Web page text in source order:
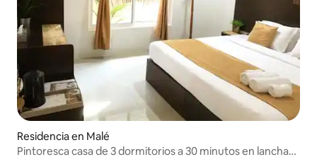
Residencia en Malé
Pintoresca casa de 3 dormitorios a 30 minutos en lancha